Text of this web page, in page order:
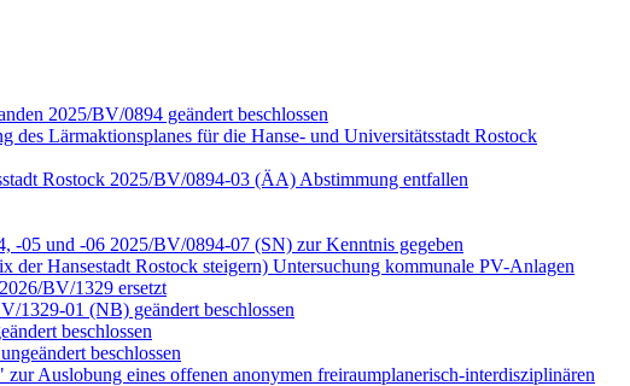
2025/BV/0894 geändert beschlossen
Lärmaktionsplanes für die Hanse- und Universitätsstadt Rostock
Rostock 2025/BV/0894-03 (ÄA) Abstimmung entfallen
-05 und -06 2025/BV/0894-07 (SN) zur Kenntnis gegeben
Hansestadt Rostock steigern) Untersuchung kommunale PV-Anlagen
BV/1329 ersetzt
1329-01 (NB) geändert beschlossen
beschlossen
beschlossen
Auslobung eines offenen anonymen freiraumplanerisch-interdisziplinären